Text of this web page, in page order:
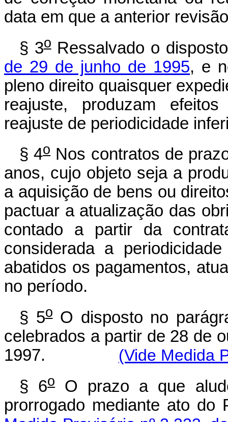
data em que a anterior
§ 3oRessalvado o
de 29 de junho de 1995, e
pleno direito quaisquer
reajuste, produzam
reajuste de periodicidade
§ 4oNos contratos de
anos, cujo objeto seja a
a aquisição de bens ou
pactuar a atualização das
contado a partir da
considerada a
abatidos os pagamentos,
no período.
§ 5oO disposto no
celebrados a partir de 28 de
1997.
(Vide Medida
§ 6oO prazo a que
prorrogado mediante